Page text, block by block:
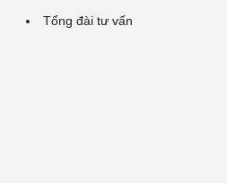
Tổng đài tư vấn